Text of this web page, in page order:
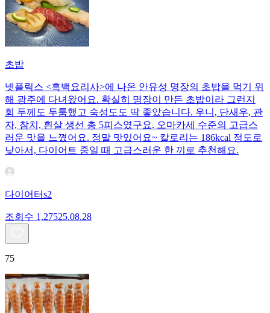
초밥
넷플릭스 <흑백요리사>에 나온 안유성 명장의 초밥을 먹기 위
해 광주에 다녀왔어요. 확실히 명장이 만든 초밥이라 그런지
회 두께도 두툼했고 숙성도도 딱 좋았습니다. 우니, 단새우, 관
자, 참치, 흰살 생선 총 5피스였구요. 오마카세 수준의 고급스
러운 맛을 느꼈어요. 정말 맛있어요~ 칼로리는 186kcal 정도로
낮아서, 다이어트 중일 때 고급스러운 한 끼로 추천해요.
다이어터s2
조회수 1,27525.08.28
75